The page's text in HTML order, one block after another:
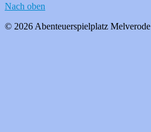
Nach oben
© 2026 Abenteuerspielplatz Melverode